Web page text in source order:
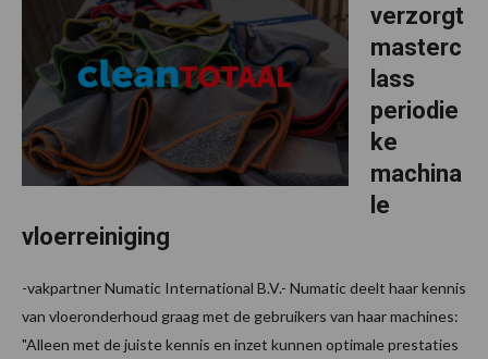
verzorgt
masterc
lass
periodie
ke
machina
le
vloerreiniging
-vakpartner Numatic International B.V.- Numatic deelt haar kennis
van vloeronderhoud graag met de gebruikers van haar machines:
"Alleen met de juiste kennis en inzet kunnen optimale prestaties